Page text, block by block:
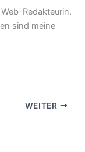
Redakteurin.
sind meine
WEITER